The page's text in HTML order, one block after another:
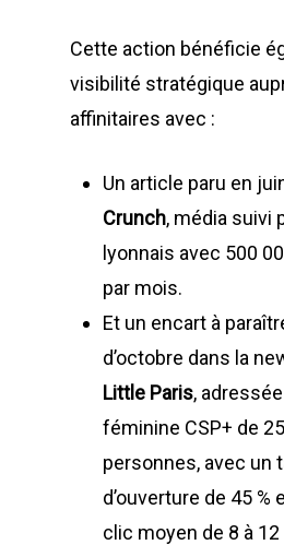
Cette action bénéficie
visibilité stratégique
affinitaires avec :
Un article paru en
Crunch, média suivi
lyonnais avec 500
par mois.
Et un encart à
d’octobre dans la
Little Paris,
féminine CSP+ de
personnes, avec un
d’ouverture de 45 %
clic moyen de 8 à 12